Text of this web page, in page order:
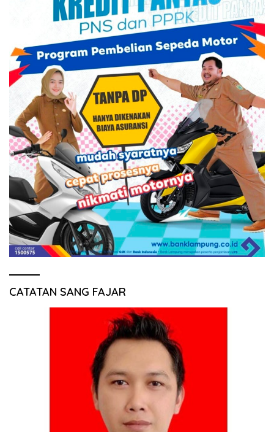
CATATAN SANG FAJAR